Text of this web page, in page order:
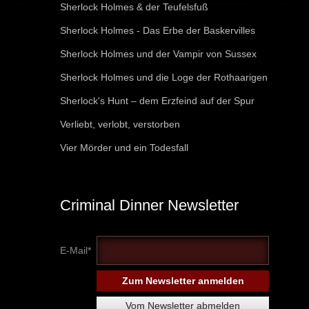
Sherlock Holmes & der Teufelsfuß
Sherlock Holmes - Das Erbe der Baskervilles
Sherlock Holmes und der Vampir von Sussex
Sherlock Holmes und die Loge der Rothaarigen
Sherlock's Hunt – dem Erzfeind auf der Spur
Verliebt, verlobt, verstorben
Vier Mörder und ein Todesfall
Criminal Dinner Newsletter
E-Mail*